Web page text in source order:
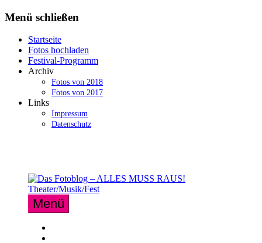
Zum
springen
Menü schließen
Startseite
Fotos hochladen
Festival-Programm
Archiv
Fotos von 2018
Fotos von 2017
Links
Impressum
Datenschutz
Menü